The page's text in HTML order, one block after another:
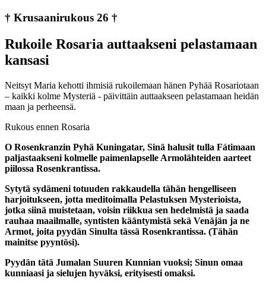
† Krusaanirukous 26 †
Rukoile Rosaria auttaakseni pelastamaan
kansasi
Neitsyt Maria kehotti ihmisiä rukoilemaan hänen Pyhää Rosariotaan
– kaikki kolme Mysteriä - päivittäin auttaakseen pelastamaan heidän
maan ja perheensä.
Rukous ennen Rosaria
O Rosenkranzin Pyhä Kuningatar, Sinä halusit tulla Fátimaan
paljastaakseni kolmelle paimenlapselle Armolähteiden aarteet
piilossa Rosenkrantissa.
Sytytä sydämeni totuuden rakkaudella tähän hengelliseen
harjoitukseen, jotta meditoimalla Pelastuksen Mysterioista,
jotka siinä muistetaan, voisin riikkua sen hedelmistä ja saada
rauhaa maailmalle, syntisten kääntymistä sekä Venäjän ja ne
Armot, joita pyydän Sinulta tässä Rosenkrantissa. (Tähän
mainitse pyyntösi).
Pyydän tätä Jumalan Suuren Kunnian vuoksi; Sinun omaa
kunniaasi ja sielujen hyväksi, erityisesti omaksi.